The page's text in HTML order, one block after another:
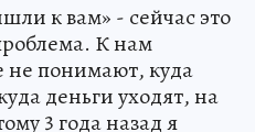
к вам» - сейчас это
К нам
не понимают, куда
деньги уходят, на
3 года назад я